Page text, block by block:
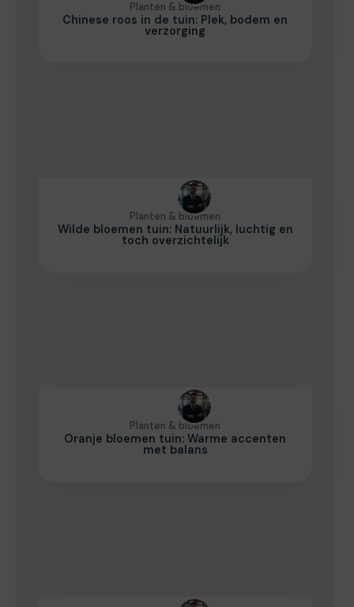
Planten & bloemen
Chinese roos in de tuin: Plek, bodem en
verzorging
Planten & bloemen
Wilde bloemen tuin: Natuurlijk, luchtig en
toch overzichtelijk
Planten & bloemen
Oranje bloemen tuin: Warme accenten
met balans